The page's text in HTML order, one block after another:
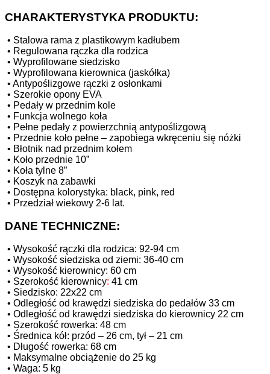
CHARAKTERYSTYKA PRODUKTU:
• Stalowa rama z plastikowym kadłubem
• Regulowana rączka dla rodzica
• Wyprofilowane siedzisko
• Wyprofilowana kierownica (jaskółka)
• Antypoślizgowe rączki z osłonkami
• Szerokie opony EVA
• Pedały w przednim kole
• Funkcja wolnego koła
• Pełne pedały z powierzchnią antypoślizgową
• Przednie koło pełne – zapobiega wkręceniu się nóżki
• Błotnik nad przednim kołem
• Koło przednie 10”
• Koła tylne 8”
• Koszyk na zabawki
• Dostępna kolorystyka: black, pink, red
• Przedział wiekowy 2-6 lat.
DANE TECHNICZNE:
• Wysokość rączki dla rodzica: 92-94 cm
• Wysokość siedziska od ziemi: 36-40 cm
• Wysokość kierownicy: 60 cm
• Szerokość kierownicy: 41 cm
• Siedzisko: 22x22 cm
• Odległość od krawędzi siedziska do pedałów 33 cm
• Odległość od krawędzi siedziska do kierownicy 22 cm
• Szerokość rowerka: 48 cm
• Średnica kół: przód – 26 cm, tył – 21 cm
• Długość rowerka: 68 cm
• Maksymalne obciążenie do 25 kg
• Waga: 5 kg